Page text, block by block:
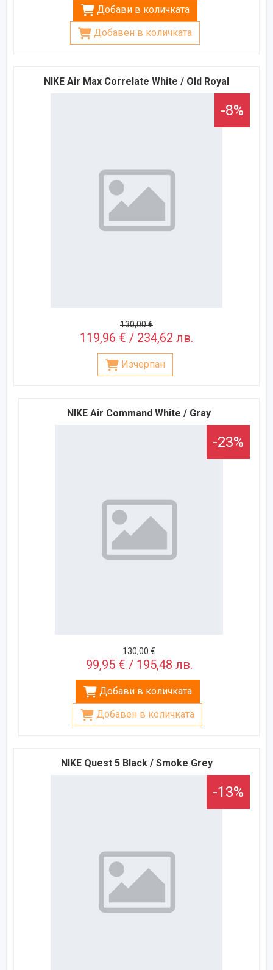
Добави в количката
Добавен в количката
NIKE Air Max Correlate White / Old Royal
-8%
130,00 €
119,96 € / 234,62 лв.
Изчерпан
NIKE Air Command White / Gray
-23%
130,00 €
99,95 € / 195,48 лв.
Добави в количката
Добавен в количката
NIKE Quest 5 Black / Smoke Grey
-13%